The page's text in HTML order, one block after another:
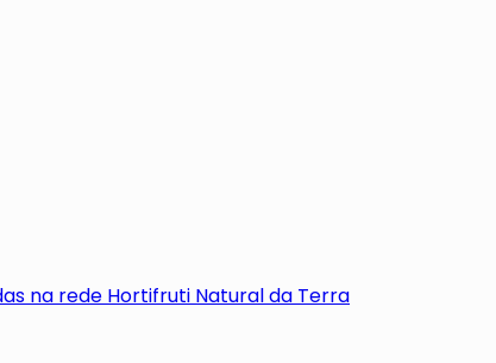
na rede Hortifruti Natural da Terra